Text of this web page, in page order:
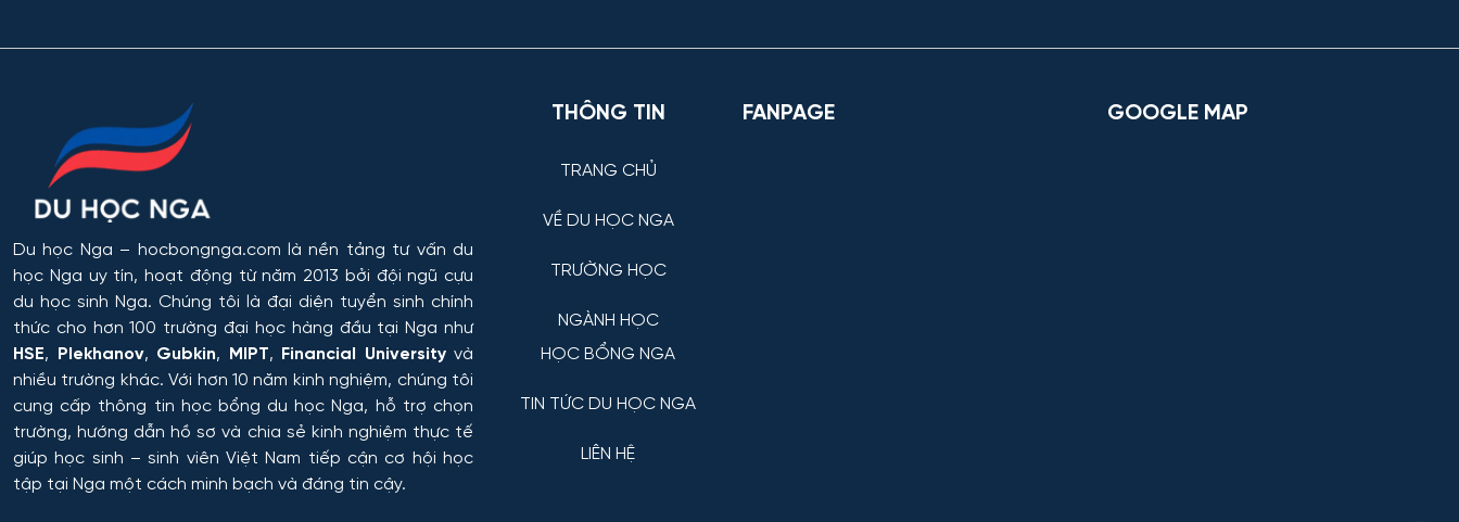
Du học Nga – hocbongnga.com là nền tảng tư vấn du
học Nga uy tín, hoạt động từ năm 2013 bởi đội ngũ cựu
du học sinh Nga. Chúng tôi là đại diện tuyển sinh chính
thức cho hơn 100 trường đại học hàng đầu tại Nga như
HSE, Plekhanov, Gubkin, MIPT, Financial Universityvà
nhiều trường khác. Với hơn 10 năm kinh nghiệm, chúng tôi
cung cấp thông tin học bổng du học Nga, hỗ trợ chọn
trường, hướng dẫn hồ sơ và chia sẻ kinh nghiệm thực tế
giúp học sinh – sinh viên Việt Nam tiếp cận cơ hội học
tập tại Nga một cách minh bạch và đáng tin cậy.
THÔNG TIN
TRANG CHỦ
VỀ DU HỌC NGA
TRƯỜNG HỌC
NGÀNH HỌC
HỌC BỔNG NGA
TIN TỨC DU HỌC NGA
LIÊN HỆ
FANPAGE GOOGLE MAP